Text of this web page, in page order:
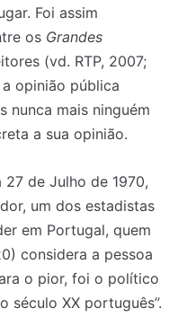
Foi assim
os Grandes
(vd. RTP, 2007;
opinião pública
nunca mais ninguém
a sua opinião.
de Julho de 1970,
um dos estadistas
em Portugal, quem
considera a pessoa
o pior, foi o político
século XX português”.